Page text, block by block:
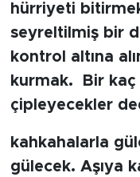
hürriyeti
seyreltilmiş bir
kontrol altına
kurmak. Bir kaç
çipleyecekler
kahkahalarla
gülecek. Aşıya